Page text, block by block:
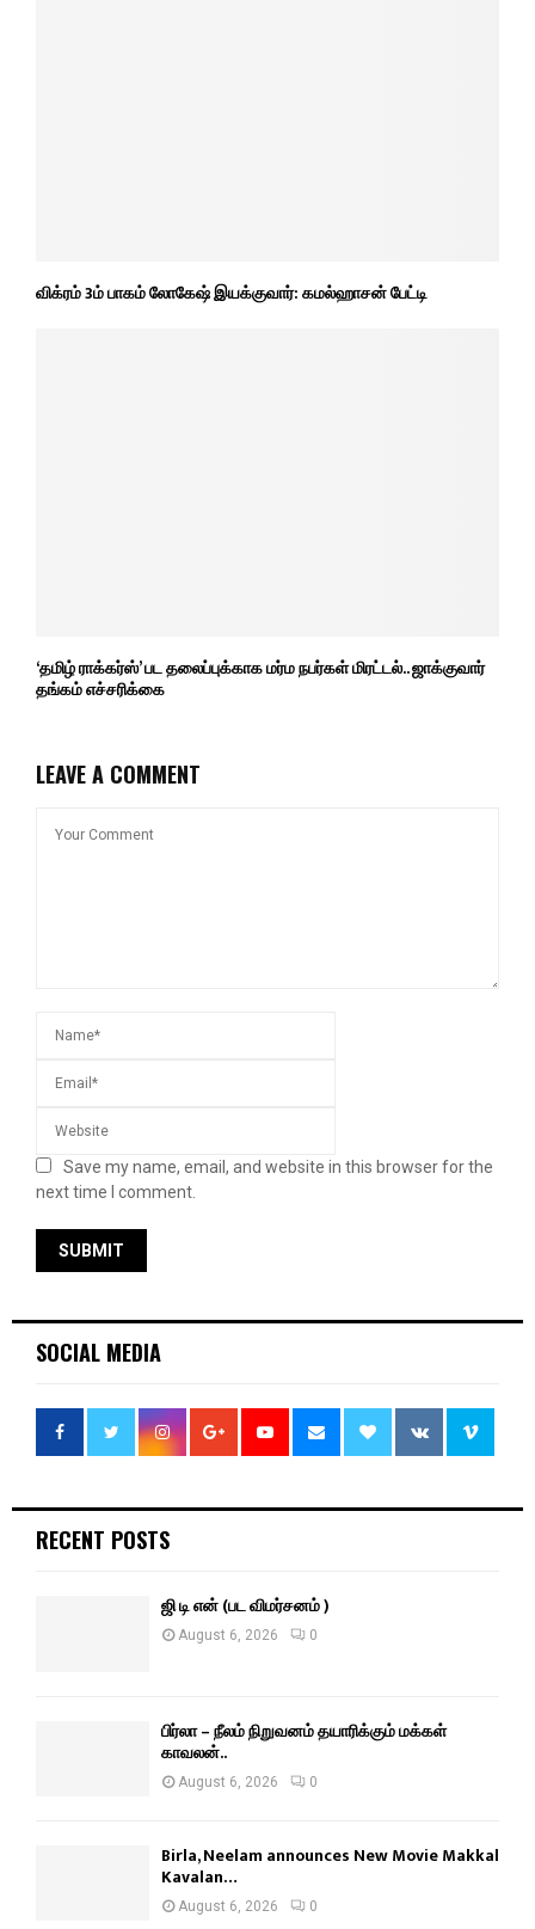
விக்ரம் 3ம் பாகம் லோகேஷ் இயக்குவார்: கமல்ஹாசன் பேட்டி
‘தமிழ் ராக்கர்ஸ்’ பட தலைப்புக்காக மர்ம நபர்கள் மிரட்டல்.. ஜாக்குவார்
தங்கம் எச்சரிக்கை
LEAVE A COMMENT
Save my name, email, and website in this browser for the
next time I comment.
SOCIAL MEDIA
RECENT POSTS
ஜி டி என் (பட விமர்சனம் )
August 6, 2026 0
பிர்லா – நீலம் நிறுவனம் தயாரிக்கும் மக்கள்
காவலன்..
August 6, 2026 0
Birla, Neelam announces New Movie Makkal
Kavalan…
August 6, 2026 0